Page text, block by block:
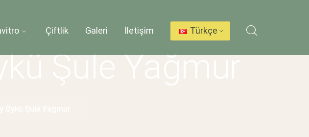
Çiftlik Galeri İletişim Türkçe
Şule Yağmur